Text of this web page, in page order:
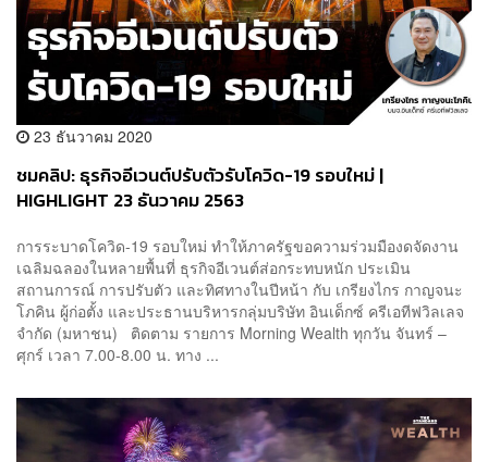
23 ธันวาคม 2020
ชมคลิป: ธุรกิจอีเวนต์ปรับตัวรับโควิด-19 รอบใหม่ |
HIGHLIGHT 23 ธันวาคม 2563
การระบาดโควิด-19 รอบใหม่ ทำให้ภาครัฐขอความร่วมมืองดจัดงาน
เฉลิมฉลองในหลายพื้นที่ ธุรกิจอีเวนต์ส่อกระทบหนัก ประเมิน
สถานการณ์ การปรับตัว และทิศทางในปีหน้า กับ เกรียงไกร กาญจนะ
โภคิน ผู้ก่อตั้ง และประธานบริหารกลุ่มบริษัท อินเด็กซ์ ครีเอทีฟวิลเลจ
จำกัด (มหาชน) ติดตาม รายการ Morning Wealth ทุกวัน จันทร์ –
ศุกร์ เวลา 7.00-8.00 น. ทาง ...